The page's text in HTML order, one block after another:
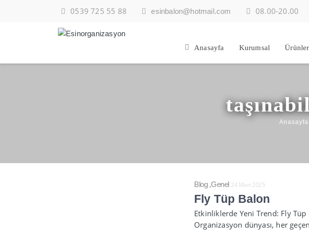
0539 725 55 88 esinbalon@hotmail.com 08.00-20.00
Anasayfa Kurumsal
Anasayfa
Blog,Genel 24 Mart 2025
Fly Tüp Balon
Etkinliklerde Yeni Trend: Fly
Organizasyon dünyası, her